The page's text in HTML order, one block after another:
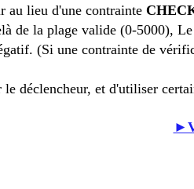
au lieu d'une contrainte
de la plage valide (0-5000),
. (Si une contrainte de
le déclencheur, et d'utiliser